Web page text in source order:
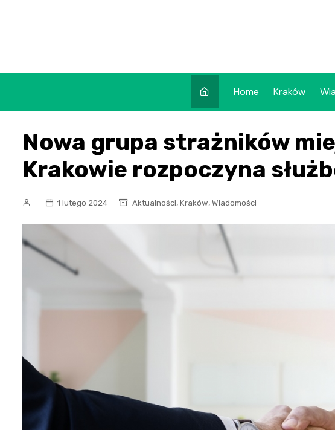
Home Kraków
Nowa grupa strażników
Krakowie rozpoczyna
1 lutego 2024 Aktualności, Kraków, Wiadomości